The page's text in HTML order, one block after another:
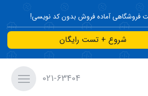
فروشگاهی آماده فروش بدون کد نویسی!
شروع + تست رایگان
021-63404